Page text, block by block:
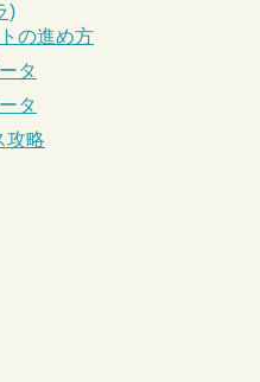
)
の進め方
タ
タ
攻略